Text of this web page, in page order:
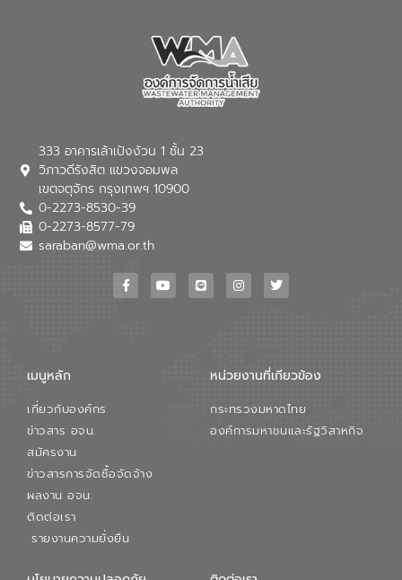
333 อาคารเล้าเป้งง้วน 1 ชั้น 23
วิภาวดีรังสิต แขวงจอมพล
เขตจตุจักร กรุงเทพฯ 10900
0-2273-8530-39
0-2273-8577-79
saraban@wma.or.th
เมนูหลัก
เกี่ยวกับองค์กร
ข่าวสาร อจน.
สมัครงาน
ข่าวสารการจัดซื้อจัดจ้าง
ผลงาน อจน.
ติดต่อเรา
รายงานความยั่งยืน
หน่วยงานที่เกียวข้อง
กระทรวงมหาดไทย
องค์การมหาชนและรัฐวิสาหกิจ